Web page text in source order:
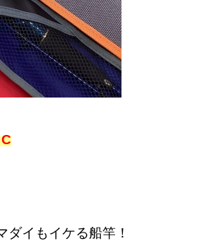
イもイケる船竿！